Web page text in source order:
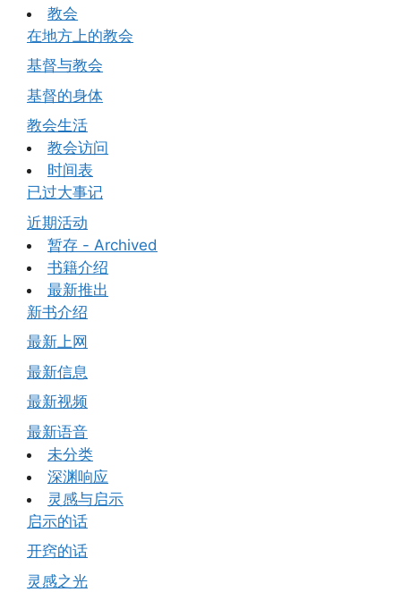
教会
在地方上的教会
基督与教会
基督的身体
教会生活
教会访问
时间表
已过大事记
近期活动
暂存 - Archived
书籍介绍
最新推出
新书介绍
最新上网
最新信息
最新视频
最新语音
未分类
深渊响应
灵感与启示
启示的话
开窍的话
灵感之光